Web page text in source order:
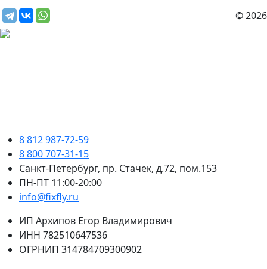
© 2026
8 812 987-72-59
8 800 707-31-15
Санкт-Петербург, пр. Стачек, д.72, пом.153
ПН-ПТ 11:00-20:00
info@fixfly.ru
ИП Архипов Егор Владимирович
ИНН 782510647536
ОГРНИП 314784709300902